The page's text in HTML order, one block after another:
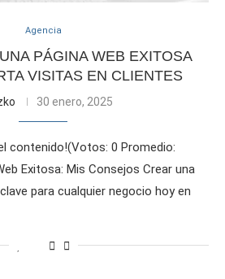
Agencia
PÁGINA WEB EXITOSA
VISITAS EN CLIENTES
30 enero, 2025
contenido!(Votos: 0 Promedio:
Exitosa: Mis Consejos Crear una
para cualquier negocio hoy en